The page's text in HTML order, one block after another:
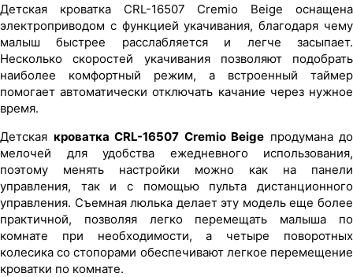
Детская кроватка CRL-16507 Cremio Beige оснащена
электроприводом с функцией укачивания, благодаря чему
малыш быстрее расслабляется и легче засыпает.
Несколько скоростей укачивания позволяют подобрать
наиболее комфортный режим, а встроенный таймер
помогает автоматически отключать качание через нужное
время.
Детская кроватка CRL-16507 Cremio Beige продумана до
мелочей для удобства ежедневного использования,
поэтому менять настройки можно как на панели
управления, так и с помощью пульта дистанционного
управления. Съемная люлька делает эту модель еще более
практичной, позволяя легко перемещать малыша по
комнате при необходимости, а четыре поворотных
колесика со стопорами обеспечивают легкое перемещение
кроватки по комнате.